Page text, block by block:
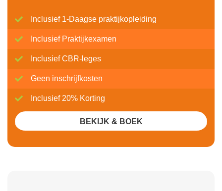
Inclusief 1-Daagse praktijkopleiding
Inclusief Praktijkexamen
Inclusief CBR-leges
Geen inschrijfkosten
Inclusief 20% Korting
BEKIJK & BOEK